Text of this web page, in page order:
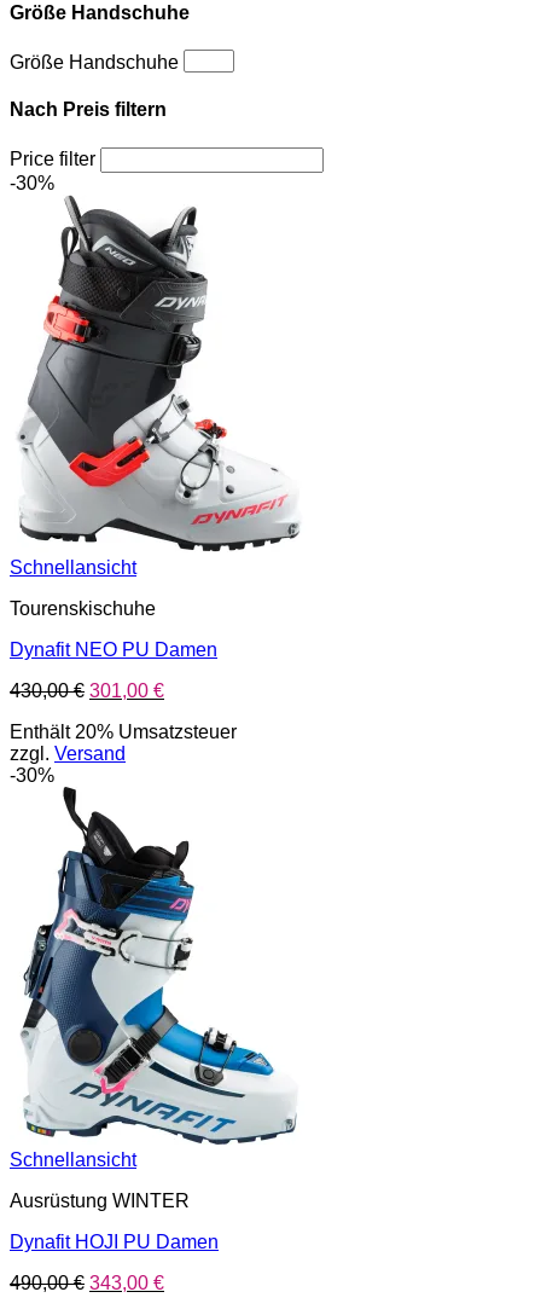
Größe Handschuhe
Größe Handschuhe
Nach Preis filtern
Price filter
-30%
Schnellansicht
Tourenskischuhe
Dynafit NEO PU Damen
430,00€ Ursprünglicher
war:
430,00 €
301,00 €Aktueller
ist:
Enthält 20% Umsatzsteuer
zzgl. Versand
-30%
Schnellansicht
Ausrüstung WINTER
Dynafit HOJI PU Damen
490,00€ Ursprünglicher
343,00 €Aktueller